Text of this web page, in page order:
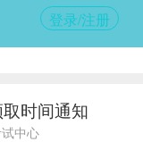
登录/注册
时间通知
中心